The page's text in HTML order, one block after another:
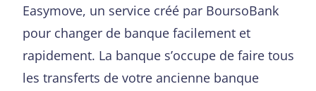
Easymove, un service créé par BoursoBank
pour changer de banque facilement et
rapidement. La banque s’occupe de faire tous
les transferts de votre ancienne banque